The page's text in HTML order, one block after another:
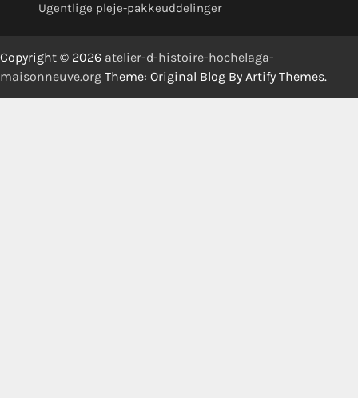
Ugentlige pleje-pakkeuddelinger
Copyright © 2026 atelier-d-histoire-hochelaga-
maisonneuve.org Theme: Original Blog By Artify Themes.